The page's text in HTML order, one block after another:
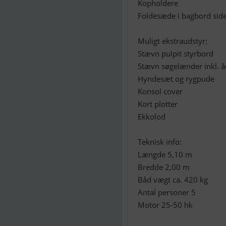
Kopholdere
Foldesæde i bagbord
Muligt ekstraudstyr:
Stævn pulpit styrbord
Stævn søgelænder inkl.
Hyndesæt og rygpude
Konsol cover
Kort plotter
Ekkolod
Teknisk info:
Længde 5,10 m
Bredde 2,00 m
Båd vægt ca. 420 kg
Antal personer 5
Motor 25-50 hk